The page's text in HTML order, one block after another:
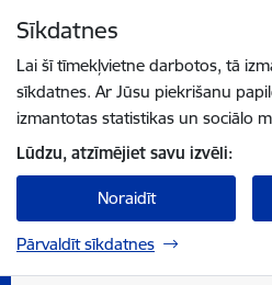
Sīkdatnes
Lai šī tīmekļvietne darbotos, tā
sīkdatnes. Ar Jūsu piekrišanu
izmantotas statistikas un sociālo
Lūdzu, atzīmējiet savu izvēli:
Noraidīt
Pārvaldīt sīkdatnes